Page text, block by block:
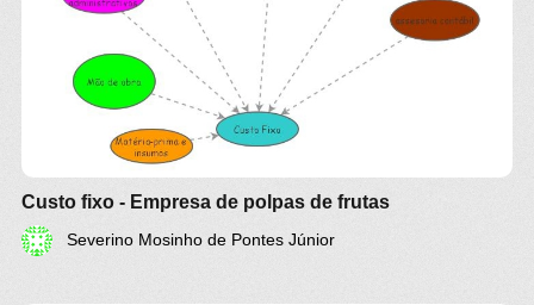
Custo fixo - Empresa de polpas de frutas
Severino Mosinho de Pontes Júnior